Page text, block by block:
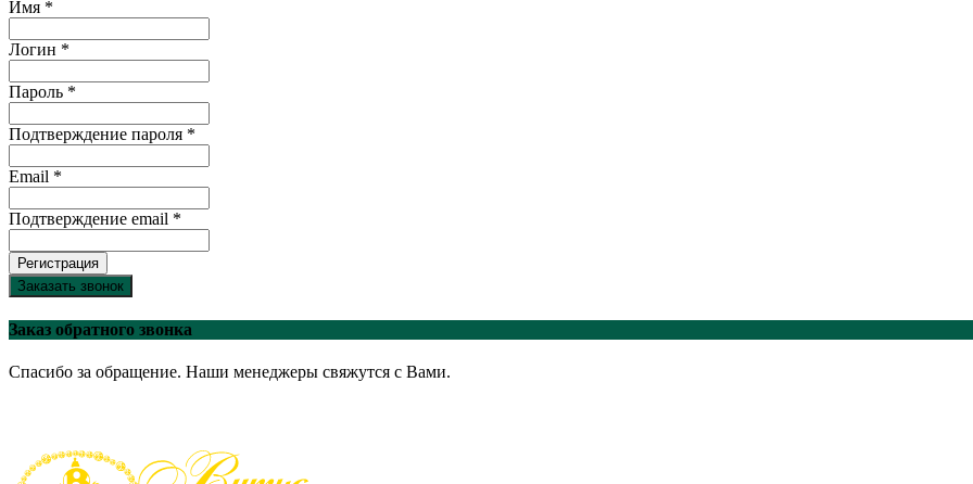
Имя *
Логин *
Пароль *
Подтверждение пароля *
Email *
Подтверждение email *
Регистрация
Заказать звонок
Заказ обратного звонка
Спасибо за обращение. Наши менеджеры свяжутся с Вами.